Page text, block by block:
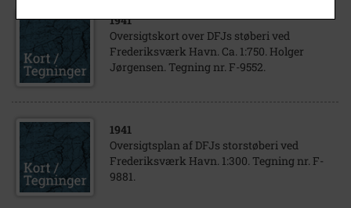
1941
Oversigtskort over DFJs støberi ved
Frederiksværk Havn. Ca. 1:750. Holger
Jørgensen. Tegning nr. F-9552.
1941
Oversigtsplan af DFJs storstøberi ved
Frederiksværk Havn. 1:300. Tegning nr. F-
9881.